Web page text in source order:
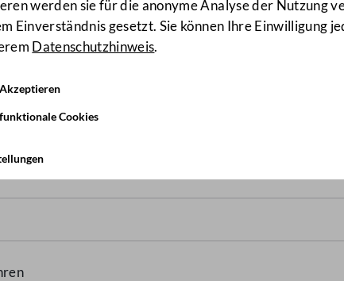
werden sie für die anonyme Analyse der Nutzung
Einverständnis gesetzt. Sie können Ihre Einwilligung
Datenschutzhinweis.
Cookies Schul-Kaserne